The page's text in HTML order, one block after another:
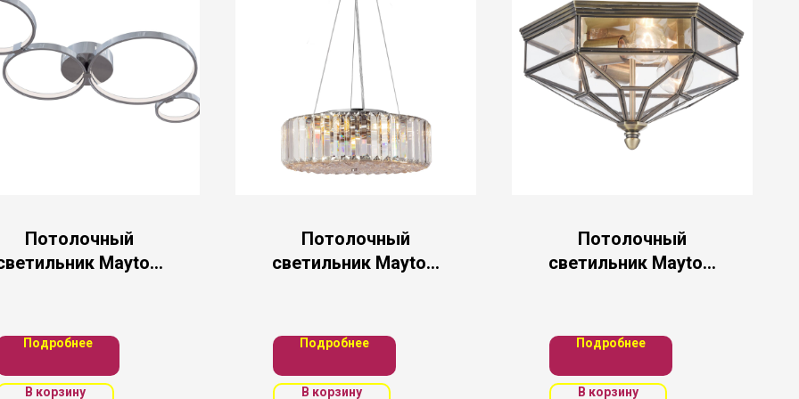
Потолочный
Maytoni
Подробнее
В корзину
Потолочный
светильник Maytoni
Подробнее
В корзину
Потолочный
светильник Maytoni
Подробнее
В корзину